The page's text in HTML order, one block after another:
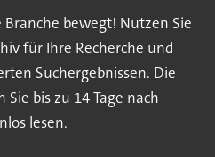
Branche bewegt! Nutzen Sie
für Ihre Recherche und
Suchergebnissen. Die
bis zu 14 Tage nach
lesen.